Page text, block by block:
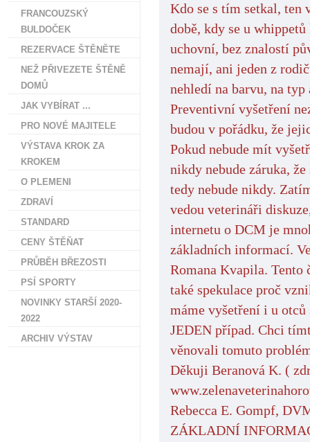
Kdo se s tím setkal, ten
době, kdy se u
uchovní, bez znalostí
nemají, ani jeden z
nehledí na barvu, na
Preventivní vyšetření
budou v pořádku, že
Pokud nebude mít
nikdy nebude záruka,
tedy nebude nikdy.
vedou veterináři
internetu o DCM je
základních informací.
Romana Kvapila.
také spekulace proč
máme vyšetření i u otců
JEDEN případ. Chci
věnovali tomuto
Děkuji Beranová K. (
Rebecca E. Gompf,
ZÁKLADNÍ
FRANCOUZSKÝ
BULDOČEK
REZERVACE ŠTĚNĚTE
NEŽ PŘIVEZETE ŠTĚNĚ
DOMŮ
JAK VYBÍRAT ...
PRO NOVÉ MAJITELE
VÝSTAVA KROK ZA
KROKEM
O PLEMENI
ZDRAVÍ
STANDARD
CENY ŠTĚŇAT
PRŮBĚH BŘEZOSTI
PSÍ SPORTY
NOVINKY STARŠÍ 2020-
2022
ARCHIV VÝSTAV